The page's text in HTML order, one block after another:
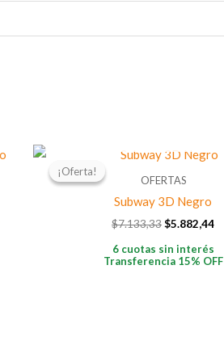
¡Oferta!
¡Oferta!
OFERTAS
Subway 3D Negro
$7.133,33
El
original
$7.133,33.
$5.882,44
El
6 cuotas sin interés
Transferencia 15% OFF